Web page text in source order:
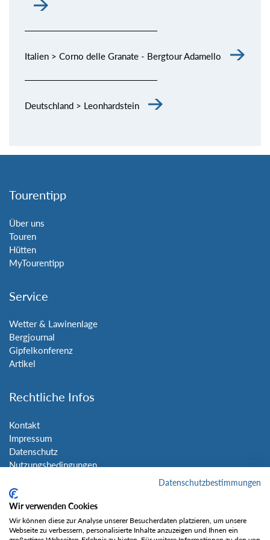
Italien > Corno delle Granate - Bergtour Adamello
Deutschland > Leonhardstein
Tourentipp
Über uns
Touren
Hütten
MyTourentipp
Service
Wetter & Lawinenlage
Bergjournal
Gipfelkonferenz
Artikel
Rechtliche Infos
Kontakt
Impressum
Datenschutz
Nutzungsbedingungen
Social Media
Datenschutzbestimmungen
Wir verwenden Cookies
Wir können diese zur Analyse unserer Besucherdaten platzieren, um unsere
Webseite zu verbessern, personalisierte Inhalte anzuzeigen und Ihnen ein